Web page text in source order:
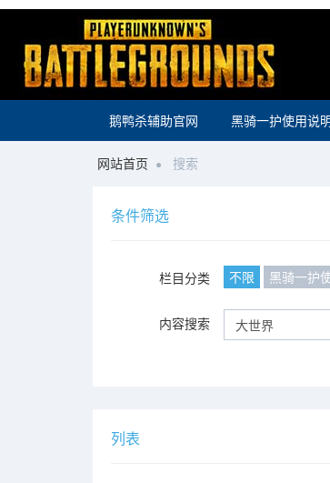
鹅鸭杀辅助官网 黑骑一护使用说
网站首页 搜索
条件筛选
栏目分类 不限 黑骑一护
内容搜索
列表